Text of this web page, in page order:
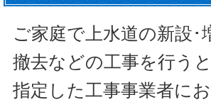
ご家庭で上水道の新設･
撤去などの工事を行う
指定した工事事業者に